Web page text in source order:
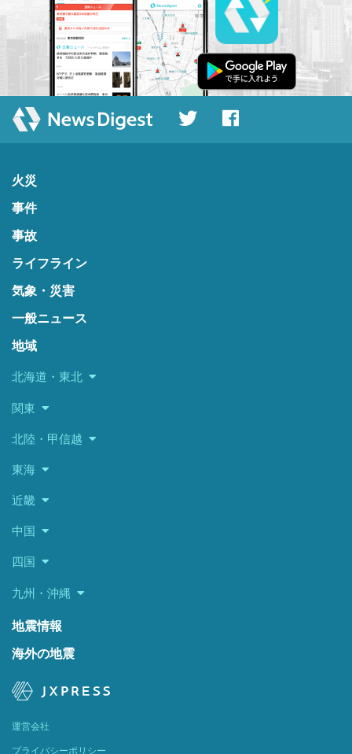
火災
事件
事故
ライフライン
気象・災害
一般ニュース
地域
北海道・東北
関東
北陸・甲信越
東海
近畿
中国
四国
九州・沖縄
地震情報
海外の地震
運営会社
プライバシーポリシー